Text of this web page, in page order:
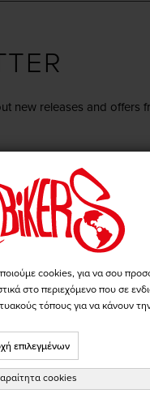
new releases and offers
& conditions
Go to our
cookies, για να σου
στο περιεχόμενο που σε
τόπους για να κάνουν
επιλεγμένων
cookies